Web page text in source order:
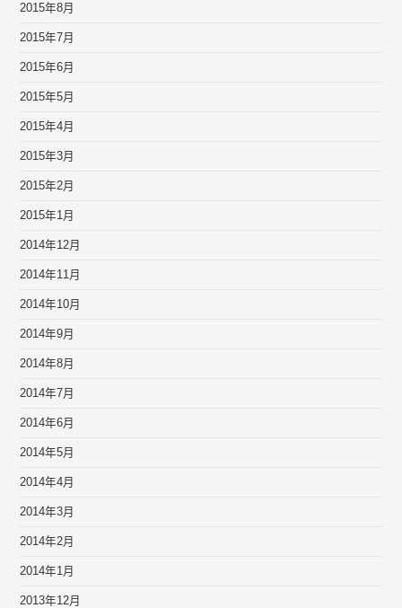
2015年8月
2015年7月
2015年6月
2015年5月
2015年4月
2015年3月
2015年2月
2015年1月
2014年12月
2014年11月
2014年10月
2014年9月
2014年8月
2014年7月
2014年6月
2014年5月
2014年4月
2014年3月
2014年2月
2014年1月
2013年12月